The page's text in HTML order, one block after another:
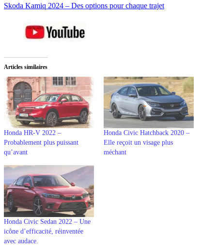
Skoda Kamiq 2024 – Des options pour chaque trajet
Articles similaires
Honda HR-V 2022 –
Probablement plus puissant
qu’avant
Honda Civic Hatchback 2020 –
Elle reçoit un visage plus
méchant
Honda Civic Sedan 2022 – Une
icône d’efficacité, réinventée
avec audace.